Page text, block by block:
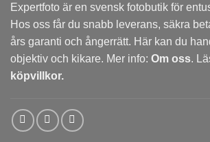
Expertfoto är en svensk fotobutik för
Hos oss får du snabb leverans, säkra
års garanti och ångerrätt. Här kan du
objektiv och kikare. Mer info: Om oss.
köpvillkor.